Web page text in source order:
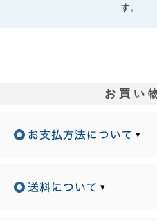
す。
お買い
▾
▾